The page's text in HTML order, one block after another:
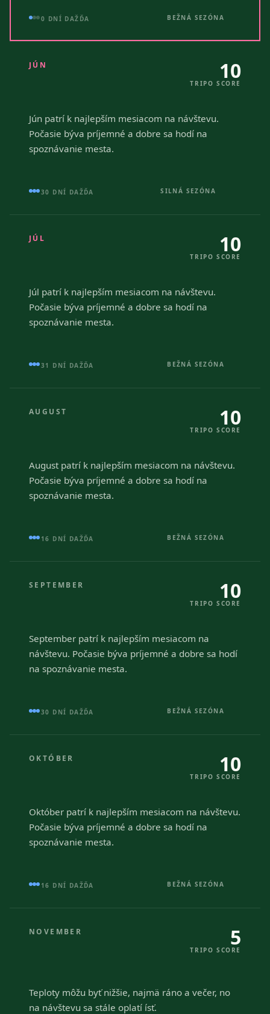
0 DNÍ DAŽĎA BEŽNÁ SEZÓNA
JÚN 10
TRIPO SCORE
Jún patrí k najlepším mesiacom na návštevu.
Počasie býva príjemné a dobre sa hodí na
spoznávanie mesta.
30 DNÍ DAŽĎA SILNÁ SEZÓNA
JÚL 10
TRIPO SCORE
Júl patrí k najlepším mesiacom na návštevu.
Počasie býva príjemné a dobre sa hodí na
spoznávanie mesta.
31 DNÍ DAŽĎA BEŽNÁ SEZÓNA
AUGUST 10
TRIPO SCORE
August patrí k najlepším mesiacom na návštevu.
Počasie býva príjemné a dobre sa hodí na
spoznávanie mesta.
16 DNÍ DAŽĎA BEŽNÁ SEZÓNA
SEPTEMBER 10
TRIPO SCORE
September patrí k najlepším mesiacom na
návštevu. Počasie býva príjemné a dobre sa hodí
na spoznávanie mesta.
30 DNÍ DAŽĎA BEŽNÁ SEZÓNA
OKTÓBER 10
TRIPO SCORE
Október patrí k najlepším mesiacom na návštevu.
Počasie býva príjemné a dobre sa hodí na
spoznávanie mesta.
16 DNÍ DAŽĎA BEŽNÁ SEZÓNA
NOVEMBER 5
TRIPO SCORE
Teploty môžu byť nižšie, najmä ráno a večer, no
na návštevu sa stále oplatí ísť.